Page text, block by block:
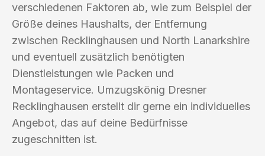
verschiedenen Faktoren ab, wie zum Beispiel der
Größe deines Haushalts, der Entfernung
zwischen Recklinghausen und North Lanarkshire
und eventuell zusätzlich benötigten
Dienstleistungen wie Packen und
Montageservice. Umzugskönig Dresner
Recklinghausen erstellt dir gerne ein individuelles
Angebot, das auf deine Bedürfnisse
zugeschnitten ist.